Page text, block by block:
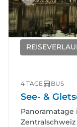
4 TAGE BUS
See- &